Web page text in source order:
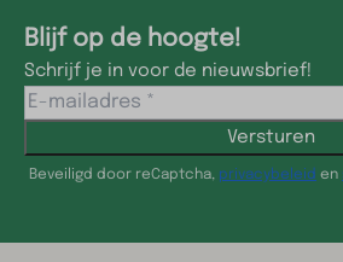
Blijf op de hoogte!
Schrijf je in voor de nieuwsbrief!
Versturen
Beveiligd door reCaptcha, privacybeleid en